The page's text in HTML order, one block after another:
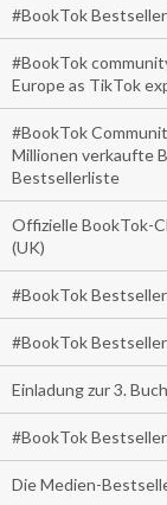
#BookTok
#BookTok
Europe as TikTok
#BookTok
Millionen verkaufte
Bestsellerliste
Offizielle BookTok-
(UK)
#BookTok
#BookTok
Einladung zur 3.
#BookTok
Die Medien-